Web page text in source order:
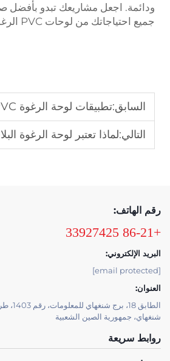
جميع احتياجاتك من لوحات PVC الرغوية.
السابق:تطبيقات لوحة الرغوة PVC في صناعة المعارض والعروض
التالي:لماذا تعتبر لوحة الرغوة البلاستيكية مادة فعالة
رقم الهاتف:
+86-21 33927425
البريد الإلكتروني:
[email protected]
العنوان:
الطابق
شنغهاي، جمهورية الصين الشعبية
روابط سريعة